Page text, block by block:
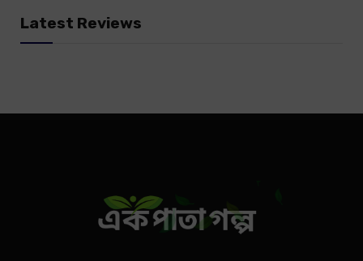
Latest Reviews